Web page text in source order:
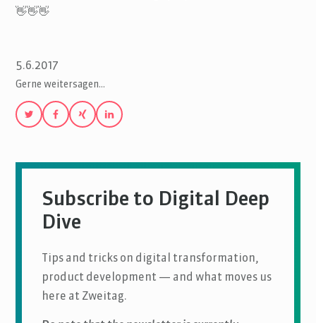
👋👋👋
5.6.2017
Gerne weitersagen…
Subscribe to Digital Deep
Dive
Tips and tricks on digital transformation,
product development — and what moves us
here at Zweitag.